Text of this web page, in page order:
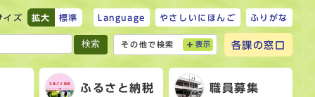
イズ 拡大 標準 Language やさしいにほんご ふりがな
検索 その他で検索 表示 各課の窓口
ふるさと納税 職員募集